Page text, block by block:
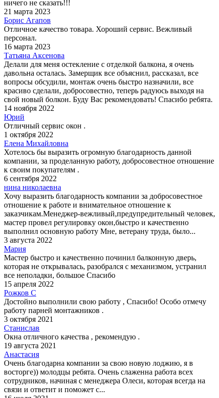
ничего не сказать!!!
21 марта 2023
Борис Агапов
Отличное качество товара. Хороший сервис. Вежливый
персонал.
16 марта 2023
Татьяна Аксенова
Делали для меня остекление с отделкой балкона, я очень
давольна осталась. Замерщик все объяснил, рассказал, все
вопросы обсудили, монтаж очень быстро назначили, все
красиво сделали, добросовестно, теперь радуюсь выходя на
свой новый болкон. Буду Вас рекомендовать! Спасибо ребята.
14 ноября 2022
Юрий
Отличный сервис окон .
1 октября 2022
Елена Михайловна
Хотелось бы выразить огромную благодарность данной
компании, за проделанную работу, добросовестное отношение
к своим покупателям .
6 сентября 2022
нина николаевна
Хочу выразить благодарность компании за добросовестное
отношение к работе и внимательное отношение к
заказчикам.Менеджер-вежливый,предупредительный человек,
мастер провел регулировку окон,быстро и качественно
выполнил основную работу Мне, ветерану труда, было...
3 августа 2022
Мария
Мастер быстро и качественно починил балконную дверь,
которая не открывалась, разобрался с механизмом, устранил
все неполадки, большое Спасибо
15 апреля 2022
Рожков С
Достойно выполнили свою работу , Спасибо! Особо отмечу
работу парней монтажников .
3 октября 2021
Станислав
Окна отличного качества , рекомендую .
19 августа 2021
Анастасия
Очень благодарна компании за свою новую лоджию, я в
восторге)) молодцы ребята. Очень слаженна работа всех
сотрудников, начиная с менеджера Олеси, которая всегда на
связи и ответит и поможет с...